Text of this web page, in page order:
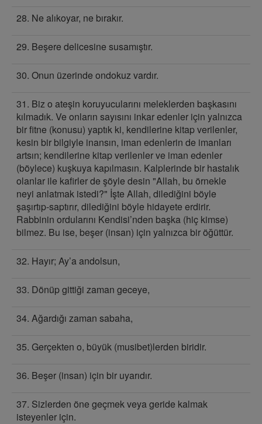
28. Ne alıkoyar, ne bırakır.
29. Beşere delicesine susamıştır.
30. Onun üzerinde ondokuz vardır.
31. Biz o ateşin koruyucularını meleklerden başkasını
kılmadık. Ve onların sayısını inkar edenler için yalnızca
bir fitne (konusu) yaptık ki, kendilerine kitap verilenler,
kesin bir bilgiyle inansın, iman edenlerin de imanları
artsın; kendilerine kitap verilenler ve iman edenler
(böylece) kuşkuya kapılmasın. Kalplerinde bir hastalık
olanlar ile kafirler de şöyle desin "Allah, bu örnekle
neyi anlatmak istedi?" İşte Allah, dilediğini böyle
şaşırtıp-saptırır, dilediğini böyle hidayete erdirir.
Rabbinin ordularını Kendisi’nden başka (hiç kimse)
bilmez. Bu ise, beşer (insan) için yalnızca bir öğüttür.
32. Hayır; Ay’a andolsun,
33. Dönüp gittiği zaman geceye,
34. Ağardığı zaman sabaha,
35. Gerçekten o, büyük (musibet)lerden biridir.
36. Beşer (insan) için bir uyarıdır.
37. Sizlerden öne geçmek veya geride kalmak
isteyenler için.